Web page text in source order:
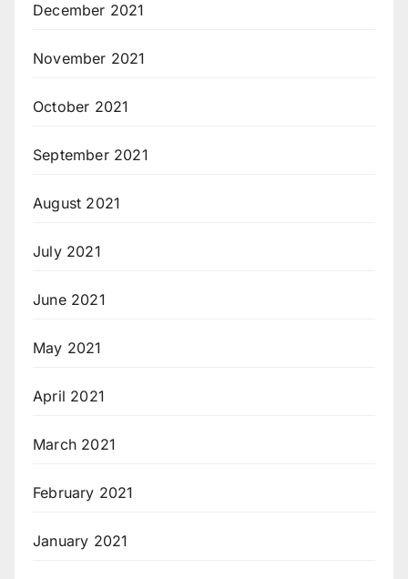
December 2021
November 2021
October 2021
September 2021
August 2021
July 2021
June 2021
May 2021
April 2021
March 2021
February 2021
January 2021